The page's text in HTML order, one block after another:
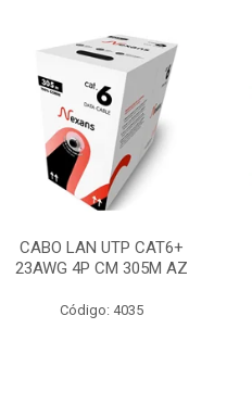
CABO LAN UTP CAT6+
23AWG 4P CM 305M AZ
Código: 4035